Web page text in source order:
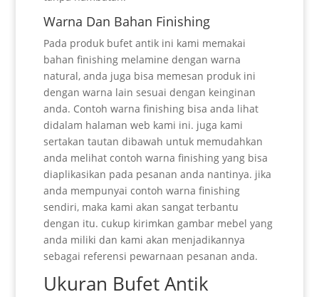
Warna Dan Bahan Finishing
Pada produk bufet antik ini kami memakai
bahan finishing melamine dengan warna
natural, anda juga bisa memesan produk ini
dengan warna lain sesuai dengan keinginan
anda. Contoh warna finishing bisa anda lihat
didalam halaman web kami ini. juga kami
sertakan tautan dibawah untuk memudahkan
anda melihat contoh warna finishing yang bisa
diaplikasikan pada pesanan anda nantinya. jika
anda mempunyai contoh warna finishing
sendiri, maka kami akan sangat terbantu
dengan itu. cukup kirimkan gambar mebel yang
anda miliki dan kami akan menjadikannya
sebagai referensi pewarnaan pesanan anda.
Ukuran Bufet Antik